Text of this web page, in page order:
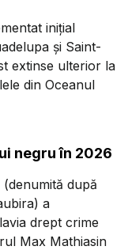
inițial
și Saint-
extinse ulterior la
din Oceanul
negru în 2026
după
a
drept crime
Max Mathiasin